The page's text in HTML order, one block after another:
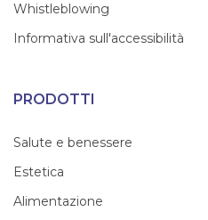
Whistleblowing
Informativa sull'accessibilità
PRODOTTI
Salute e benessere
Estetica
Alimentazione